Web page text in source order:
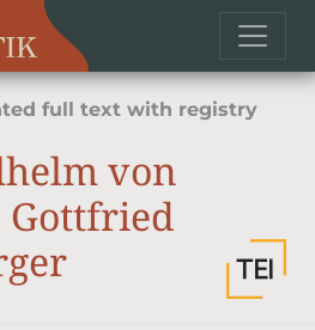
full text with registry
von
Gottfried